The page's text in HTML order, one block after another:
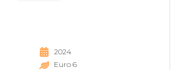
2024
Euro 6